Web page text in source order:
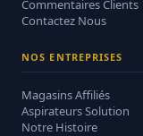
Commentaires Clients
Contactez Nous
NOS ENTREPRISES
Magasins Affiliés
Aspirateurs Solution
Notre Histoire